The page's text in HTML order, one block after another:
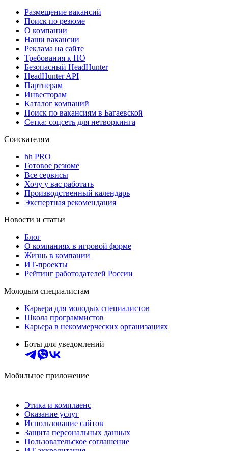
Размещение вакансий
Поиск по резюме
О компании
Наши вакансии
Реклама на сайте
Требования к ПО
Безопасный HeadHunter
HeadHunter API
Партнерам
Инвесторам
Каталог компаний
Поиск по вакансиям в Багаевской
Сетка: соцсеть для нетворкинга
Соискателям
hh PRO
Готовое резюме
Все сервисы
Хочу у вас работать
Производственный календарь
Экспертная рекомендация
Новости и статьи
Блог
О компаниях в игровой форме
Жизнь в компании
ИТ-проекты
Рейтинг работодателей России
Молодым специалистам
Карьера для молодых специалистов
Школа программистов
Карьера в некоммерческих организациях
Боты для уведомлений
Мобильное приложение
Этика и комплаенс
Оказание услуг
Использование сайтов
Защита персональных данных
Пользовательское соглашение